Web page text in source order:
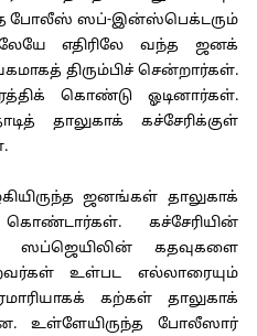
போலீஸ் ஸப்-இன்ஸ்பெக்டரும்
எதிரிலே வந்த ஜனக்
திரும்பிச் சென்றார்கள்.
கொண்டு ஓடினார்கள்.
தாலுகாக் கச்சேரிக்குள்
ஜனங்கள் தாலுகாக்
கச்சேரியின்
ஸப்ஜெயிலின் கதவுகளை
உள்பட எல்லாரையும்
கற்கள் தாலுகாக்
உள்ளேயிருந்த போலீஸார்